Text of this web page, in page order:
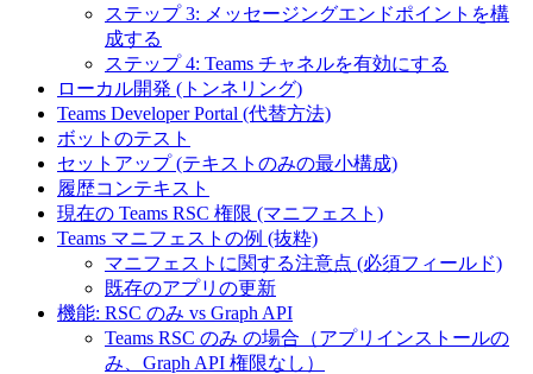
ステップ 3: メッセージングエンドポイントを構
成する
ステップ 4: Teams チャネルを有効にする
ローカル開発 (トンネリング)
Teams Developer Portal (代替方法)
ボットのテスト
セットアップ (テキストのみの最小構成)
履歴コンテキスト
現在の Teams RSC 権限 (マニフェスト)
Teams マニフェストの例 (抜粋)
マニフェストに関する注意点 (必須フィールド)
既存のアプリの更新
機能: RSC のみ vs Graph API
Teams RSC のみ の場合（アプリインストールの
み、Graph API 権限なし）